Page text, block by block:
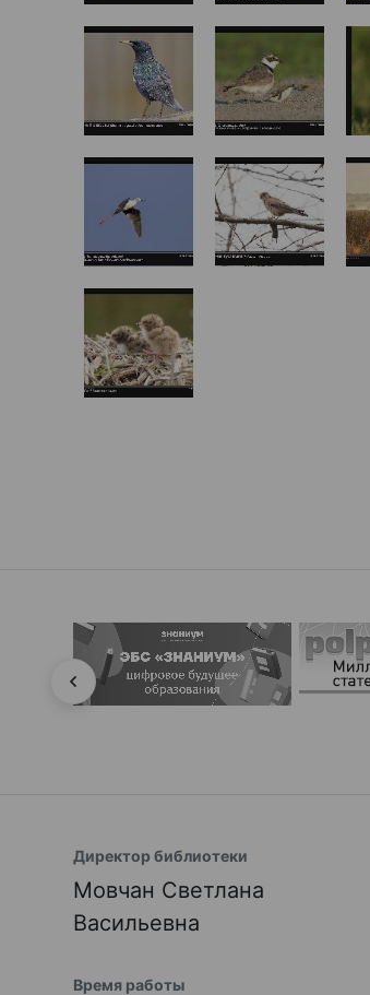
Директор библиотеки
Мовчан Светлана
Васильевна
Время работы